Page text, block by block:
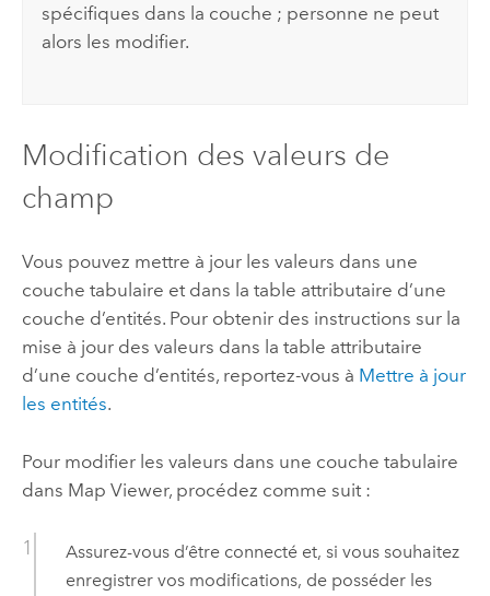
spécifiques dans la couche ; personne ne peut
alors les modifier.
Modification des valeurs de
champ
Vous pouvez mettre à jour les valeurs dans une
couche tabulaire et dans la table attributaire d’une
couche d’entités. Pour obtenir des instructions sur la
mise à jour des valeurs dans la table attributaire
d’une couche d’entités, reportez-vous à Mettre à jour
les entités.
Pour modifier les valeurs dans une couche tabulaire
dans Map Viewer, procédez comme suit :
Assurez-vous d’être connecté et, si vous souhaitez
enregistrer vos modifications, de posséder les